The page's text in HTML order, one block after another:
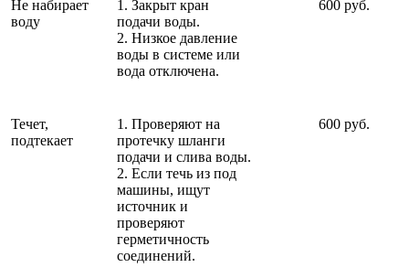
Не набирает
воду
1. Закрыт кран
подачи воды.
2. Низкое давление
воды в системе или
вода отключена.
600 руб.
Течет,
подтекает
1. Проверяют на
протечку шланги
подачи и слива воды.
2. Если течь из под
машины, ищут
источник и
проверяют
герметичность
соединений.
600 руб.